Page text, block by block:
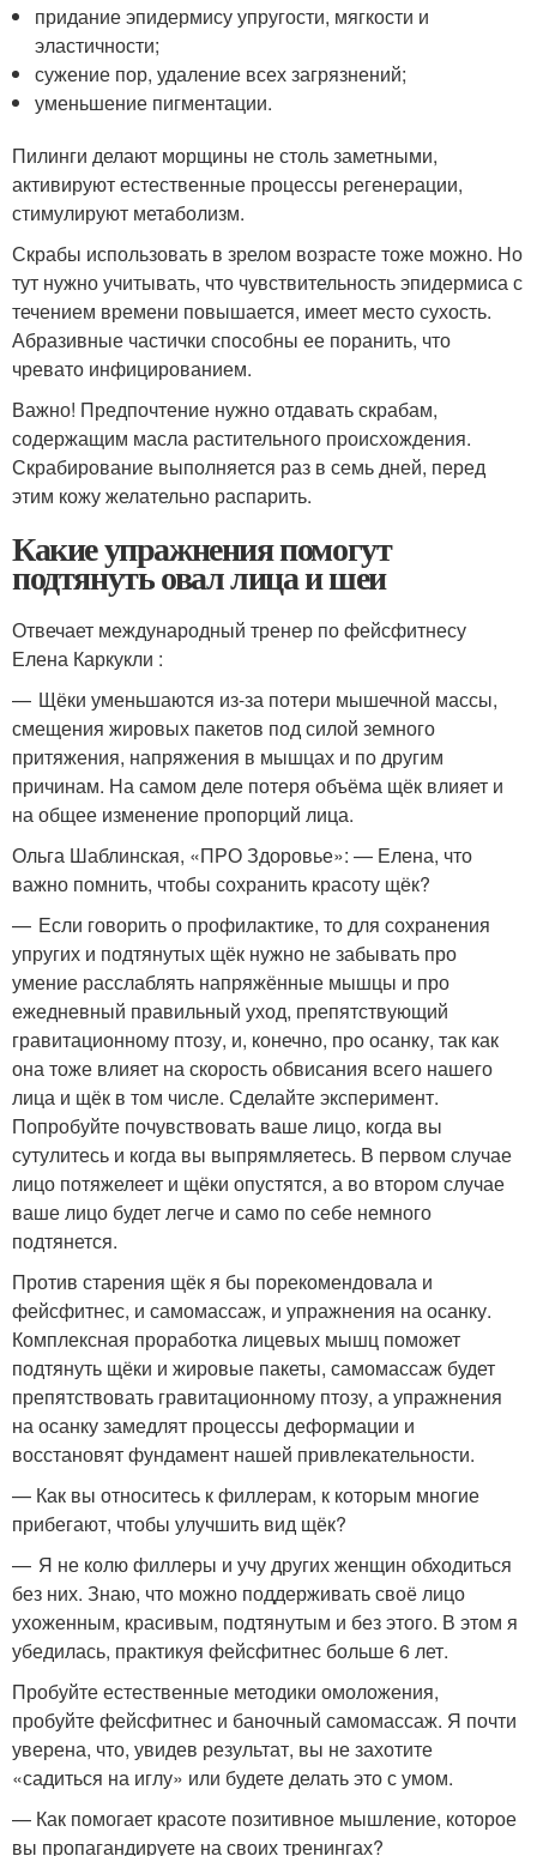
придание эпидермису упругости, мягкости и
эластичности;
сужение пор, удаление всех загрязнений;
уменьшение пигментации.
Пилинги делают морщины не столь заметными,
активируют естественные процессы регенерации,
стимулируют метаболизм.
Скрабы использовать в зрелом возрасте тоже можно. Но
тут нужно учитывать, что чувствительность эпидермиса с
течением времени повышается, имеет место сухость.
Абразивные частички способны ее поранить, что
чревато инфицированием.
Важно! Предпочтение нужно отдавать скрабам,
содержащим масла растительного происхождения.
Скрабирование выполняется раз в семь дней, перед
этим кожу желательно распарить.
Какие упражнения помогут
подтянуть овал лица и шеи
Отвечает международный тренер по фейсфитнесу
Елена Каркукли :
— Щёки уменьшаются из-за потери мышечной массы,
смещения жировых пакетов под силой земного
притяжения, напряжения в мышцах и по другим
причинам. На самом деле потеря объёма щёк влияет и
на общее изменение пропорций лица.
Ольга Шаблинская, «ПРО Здоровье»: — Елена, что
важно помнить, чтобы сохранить красоту щёк?
— Если говорить о профилактике, то для сохранения
упругих и подтянутых щёк нужно не забывать про
умение расслаблять напряжённые мышцы и про
ежедневный правильный уход, препятствующий
гравитационному птозу, и, конечно, про осанку, так как
она тоже влияет на скорость обвисания всего нашего
лица и щёк в том числе. Сделайте эксперимент.
Попробуйте почувствовать ваше лицо, когда вы
сутулитесь и когда вы выпрямляетесь. В первом случае
лицо потяжелеет и щёки опустятся, а во втором случае
ваше лицо будет легче и само по себе немного
подтянется.
Против старения щёк я бы порекомендовала и
фейсфитнес, и самомассаж, и упражнения на осанку.
Комплексная проработка лицевых мышц поможет
подтянуть щёки и жировые пакеты, самомассаж будет
препятствовать гравитационному птозу, а упражнения
на осанку замедлят процессы деформации и
восстановят фундамент нашей привлекательности.
— Как вы относитесь к филлерам, к которым многие
прибегают, чтобы улучшить вид щёк?
— Я не колю филлеры и учу других женщин обходиться
без них. Знаю, что можно поддерживать своё лицо
ухоженным, красивым, подтянутым и без этого. В этом я
убедилась, практикуя фейсфитнес больше 6 лет.
Пробуйте естественные методики омоложения,
пробуйте фейсфитнес и баночный самомассаж. Я почти
уверена, что, увидев результат, вы не захотите
«садиться на иглу» или будете делать это с умом.
— Как помогает красоте позитивное мышление, которое
вы пропагандируете на своих тренингах?